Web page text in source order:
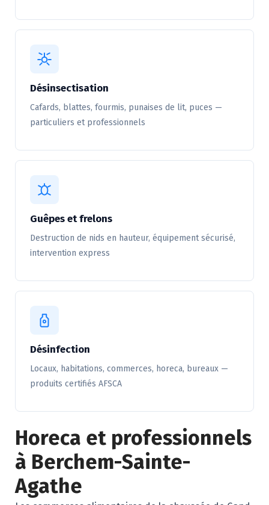
Désinsectisation
Cafards, blattes, fourmis, punaises de lit, puces —
particuliers et professionnels
Guêpes et frelons
Destruction de nids en hauteur, équipement sécurisé,
intervention express
Désinfection
Locaux, habitations, commerces, horeca, bureaux —
produits certifiés AFSCA
Horeca et professionnels
à Berchem-Sainte-
Agathe